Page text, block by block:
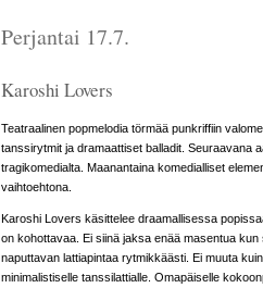
Perjantai 17.7.
Karoshi Lovers
Teatraalinen popmelodia törmää punkriffiin
tanssirytmit ja dramaattiset balladit. Seuraavana
tragikomedialta. Maanantaina komedialliset
vaihtoehtona.
Karoshi Lovers käsittelee draamallisessa
on kohottavaa. Ei siinä jaksa enää masentua
naputtavan lattiapintaa rytmikkäästi. Ei muuta
minimalistiselle tanssilattialle. Omapäiselle